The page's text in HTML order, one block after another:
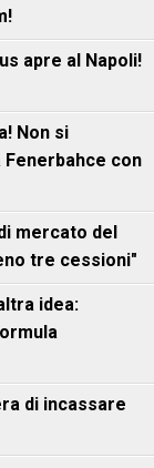
apre al Napoli!
Non si
con
mercato del
tre cessioni"
idea:
di incassare